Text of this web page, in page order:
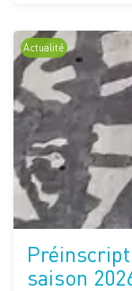
Actualité
saison